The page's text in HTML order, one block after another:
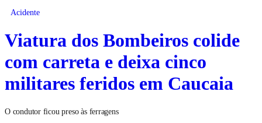
Acidente
Viatura dos Bombeiros colide
com carreta e deixa cinco
militares feridos em Caucaia
O condutor ficou preso às ferragens